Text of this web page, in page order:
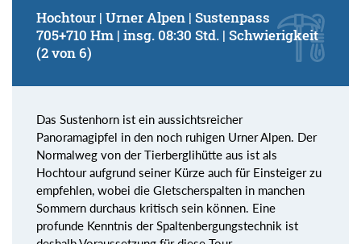
Hochtour | Urner Alpen | Sustenpass
705+710 Hm | insg. 08:30 Std. | Schwierigkeit
(2 von 6)
Das Sustenhorn ist ein aussichtsreicher
Panoramagipfel in den noch ruhigen Urner Alpen. Der
Normalweg von der Tierberglihütte aus ist als
Hochtour aufgrund seiner Kürze auch für Einsteiger zu
empfehlen, wobei die Gletscherspalten in manchen
Sommern durchaus kritisch sein können. Eine
profunde Kenntnis der Spaltenbergungstechnik ist